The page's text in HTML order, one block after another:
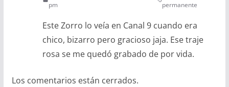
pm
permanente
Este Zorro lo veía en Canal 9 cuando era
chico, bizarro pero gracioso jaja. Ese traje
rosa se me quedó grabado de por vida.
Los comentarios están cerrados.